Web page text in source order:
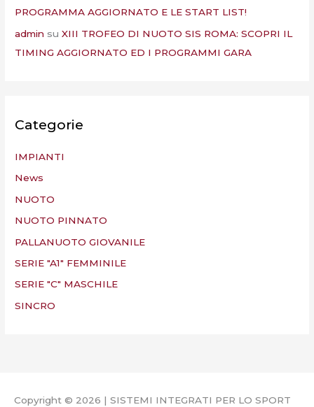
PROGRAMMA AGGIORNATO E LE START LIST!
admin suXIII TROFEO DI NUOTO SIS ROMA: SCOPRI IL
TIMING AGGIORNATO ED I PROGRAMMI GARA
Categorie
IMPIANTI
News
NUOTO
NUOTO PINNATO
PALLANUOTO GIOVANILE
SERIE "A1" FEMMINILE
SERIE "C" MASCHILE
SINCRO
Copyright © 2026 | SISTEMI INTEGRATI PER LO SPORT